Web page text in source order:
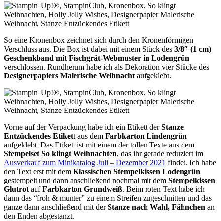
So eine Kronenbox zeichnet sich durch den Kronenförmigen
Verschluss aus. Die Box ist dabei mit einem Stück des 3/8″ (1 cm)
Geschenkband mit Fischgrät-Webmuster in Lodengrün
verschlossen. Rundherum habe ich als Dekoration vier Stücke des
Designerpapiers Malerische Weihnacht aufgeklebt.
Vorne auf der Verpackung habe ich ein Etikett derStanze
Entzückendes Etikett aus dem Farbkarton Lindengrün
aufgeklebt. Das Etikett ist mit einem der tollen Texte aus dem
Stempelset So klingt Weihnachten, das ihr gerade reduziert im
Ausverkauf zum Minikatalog Juli – Dezember 2021 findet. Ich habe
den Text erst mit dem Klassischen Stempelkissen Lodengrün
gestempelt und dann anschließend nochmal mit dem Stempelkissen
Glutrot aufFarbkarton Grundweiß. Beim roten Text habe ich
dann das “froh & munter” zu einem Streifen zugeschnitten und das
ganze dann anschließend mit derStanze nach Wahl, Fähnchen an
den Enden abgestanzt.